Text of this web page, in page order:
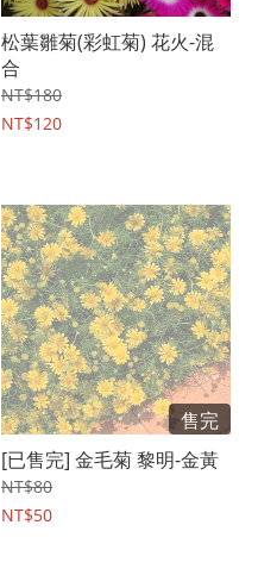
松葉雛菊(彩虹菊) 花火-混
合
NT$180
NT$120
售完
[已售完] 金毛菊 黎明-金黃
NT$80
NT$50